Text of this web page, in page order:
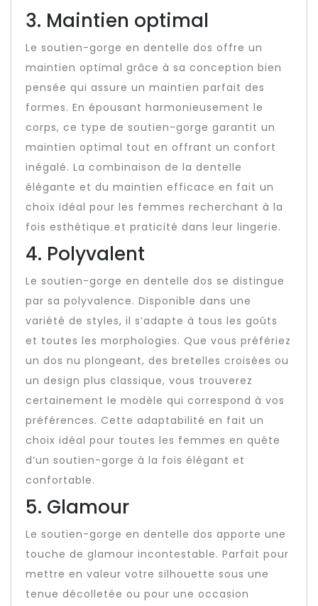
3. Maintien optimal
Le soutien-gorge en dentelle dos offre un
maintien optimal grâce à sa conception bien
pensée qui assure un maintien parfait des
formes. En épousant harmonieusement le
corps, ce type de soutien-gorge garantit un
maintien optimal tout en offrant un confort
inégalé. La combinaison de la dentelle
élégante et du maintien efficace en fait un
choix idéal pour les femmes recherchant à la
fois esthétique et praticité dans leur lingerie.
4. Polyvalent
Le soutien-gorge en dentelle dos se distingue
par sa polyvalence. Disponible dans une
variété de styles, il s’adapte à tous les goûts
et toutes les morphologies. Que vous préfériez
un dos nu plongeant, des bretelles croisées ou
un design plus classique, vous trouverez
certainement le modèle qui correspond à vos
préférences. Cette adaptabilité en fait un
choix idéal pour toutes les femmes en quête
d’un soutien-gorge à la fois élégant et
confortable.
5. Glamour
Le soutien-gorge en dentelle dos apporte une
touche de glamour incontestable. Parfait pour
mettre en valeur votre silhouette sous une
tenue décolletée ou pour une occasion